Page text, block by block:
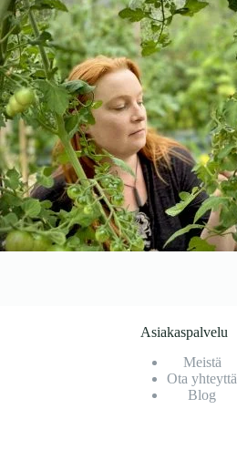
Asiakaspalvelu
Meistä
Ota yhteyttä
Blog